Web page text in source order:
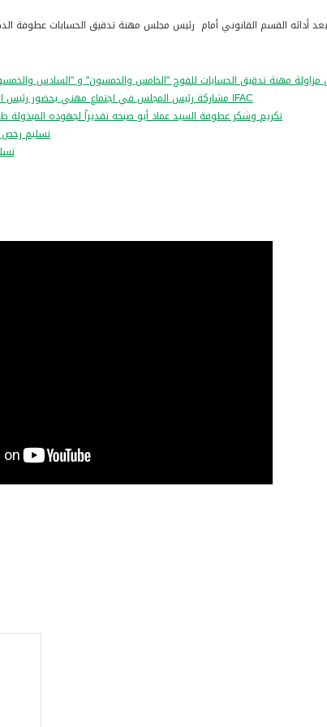
مشاركة رئيس المجلس في اجتماع مهني بحضور رئيس الاتحاد للدولي للمحاسبين IFAC
.تكريم وشكر عطوفة السيد عماد أبو صبحه تقديراً لجهوده
تسليم رخص